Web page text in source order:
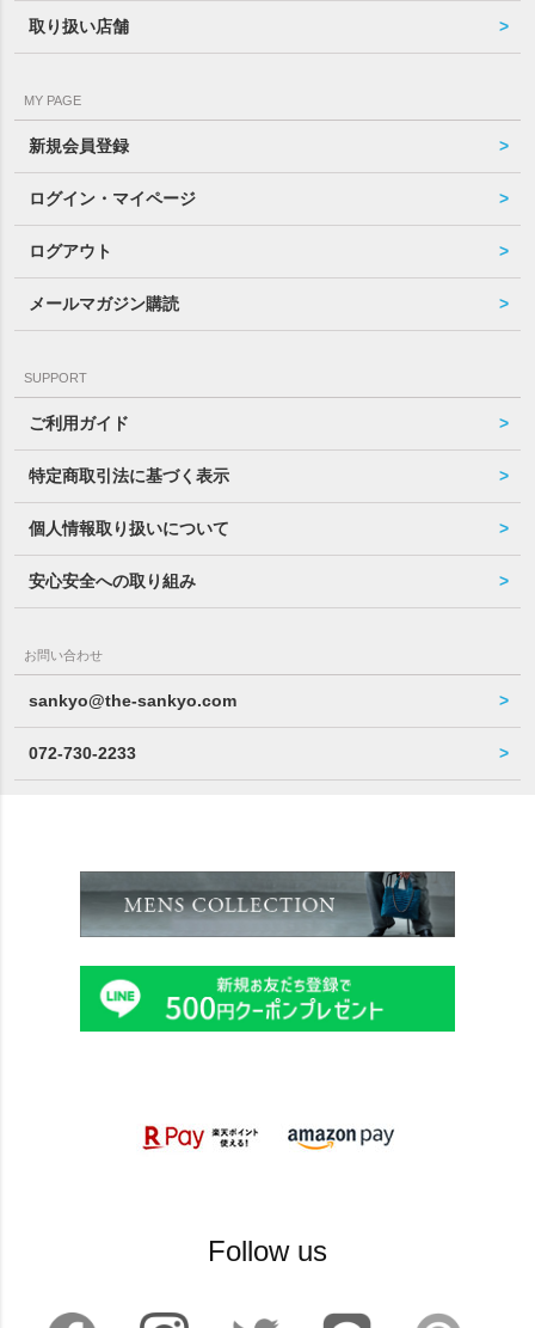
取り扱い店舗
MY PAGE
新規会員登録
ログイン・マイページ
ログアウト
メールマガジン購読
SUPPORT
ご利用ガイド
特定商取引法に基づく表示
個人情報取り扱いについて
安心安全への取り組み
お問い合わせ
sankyo@the-sankyo.com
072-730-2233
Follow us